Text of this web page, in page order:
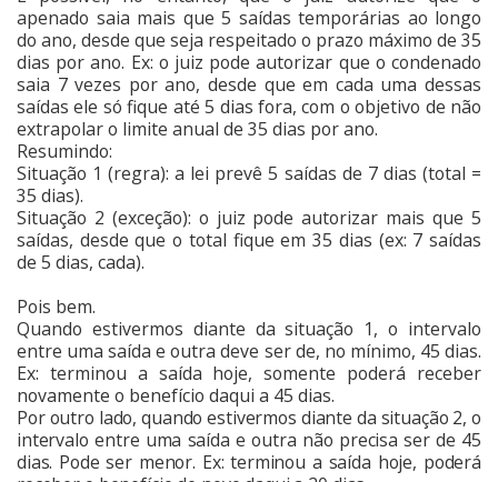
apenado saia mais que 5 saídas temporárias ao longo
do ano, desde que seja respeitado o prazo máximo de 35
dias por ano. Ex: o juiz pode autorizar que o condenado
saia 7 vezes por ano, desde que em cada uma dessas
saídas ele só fique até 5 dias fora, com o objetivo de não
extrapolar o limite anual de 35 dias por ano.
Resumindo:
Situação 1 (regra): a lei prevê 5 saídas de 7 dias (total =
35 dias).
Situação 2 (exceção): o juiz pode autorizar mais que 5
saídas, desde que o total fique em 35 dias (ex: 7 saídas
de 5 dias, cada).
Pois bem.
Quando estivermos diante da situação 1, o intervalo
entre uma saída e outra deve ser de, no mínimo, 45 dias.
Ex: terminou a saída hoje, somente poderá receber
novamente o benefício daqui a 45 dias.
Por outro lado, quando estivermos diante da situação 2, o
intervalo entre uma saída e outra não precisa ser de 45
dias. Pode ser menor. Ex: terminou a saída hoje, poderá